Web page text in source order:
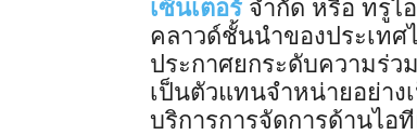
เซ็นเตอร์ จำกัด หรือ ทรูไ
คลาวด์ชั้นนำของประเท
ประกาศยกระดับความร่ว
เป็นตัวแทนจำหน่ายอย่าง
บริการการจัดการด้านไอที